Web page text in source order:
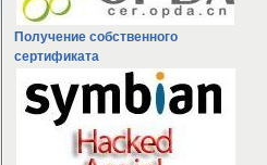
Получение собственного
сертификата